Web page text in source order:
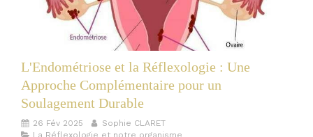
L'Endométriose et la Réflexologie : Une
Approche Complémentaire pour un
Soulagement Durable
26 Fév 2025
Sophie CLARET
La Réflexologie et notre organisme